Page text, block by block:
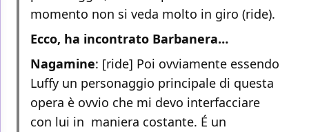
momento non si veda molto in giro (ride).
Ecco, ha incontrato Barbanera…
Nagamine: [ride] Poi ovviamente essendo
Luffy un personaggio principale di questa
opera è ovvio che mi devo interfacciare
con lui in maniera costante. É un